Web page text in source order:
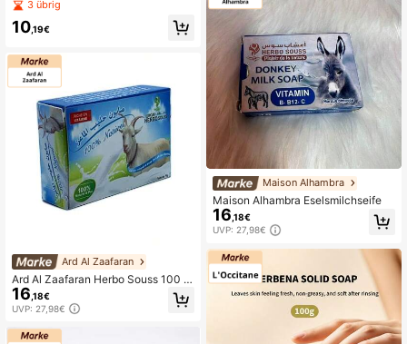
3 übrig
10,19€
Ard Al Zaafaran
Ard Al Zaafaran Herbo Souss 100 %
natürliche Gesichtsseife aus Ziegen
milch, reich an Vitaminen, 70 g
16 ,18€
UVP: 27,98€
Maison Alhambra
Maison Alhambra Eselsmilchseife
16 ,18€
UVP: 27,98€